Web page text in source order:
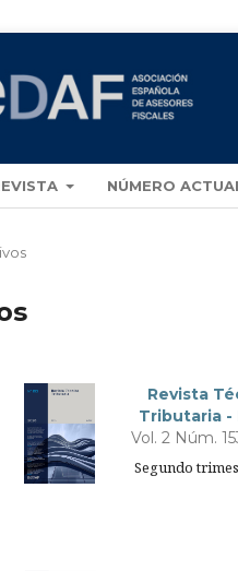
NÚMERO
Revista
Tributaria -
Vol. 2 Núm.
Segundo